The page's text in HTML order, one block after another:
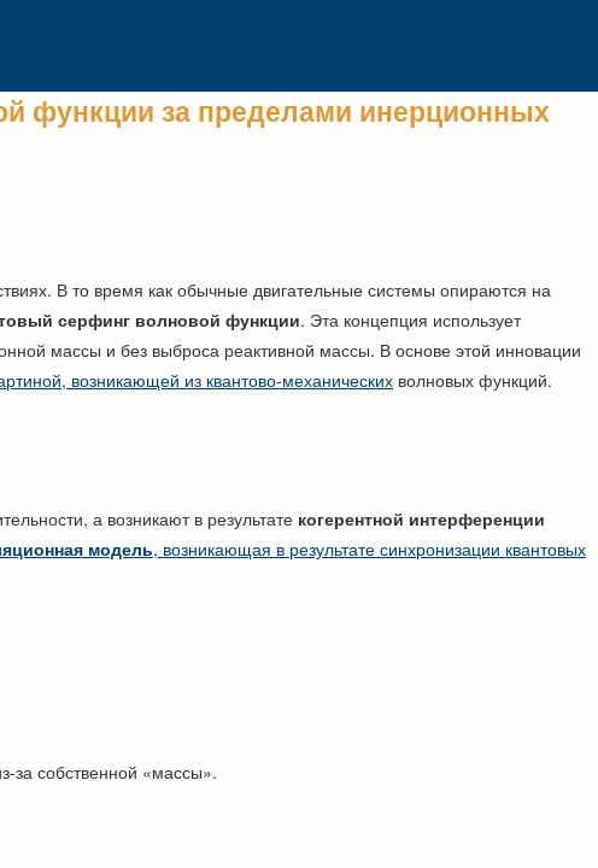
функции за пределами инерционных
В то время как обычные двигательные системы опираются на
серфинг волновой функции. Эта концепция использует
массы и без выброса реактивной массы. В основе этой инновации
возникающей из квантово-механических волновых функций.
а возникают в результате когерентной интерференции
модель, возникающая в результате синхронизации квантовых
за собственной «массы».